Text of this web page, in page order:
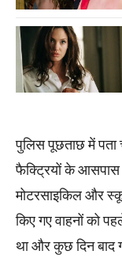
पुलिस पूछताछ में पता
फैक्ट्रियों के आसपास
मोटरसाइकिल और
किए गए वाहनों को
था और कुछ दिन बाद